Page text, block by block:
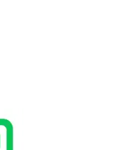
งคุณ โดยลูกค้า
ไม้ได้อย่างเต็มที่
ริสท์ ยินดีให้คำ
กไม้ เพื่อสร้างความ
พิเศษ งานเทศกาล
ออาชีพ มาก
อน